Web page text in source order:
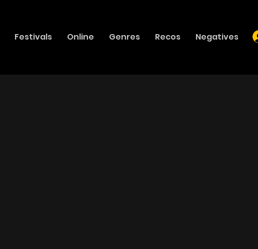
Festivals Online Genres Recos Negatives